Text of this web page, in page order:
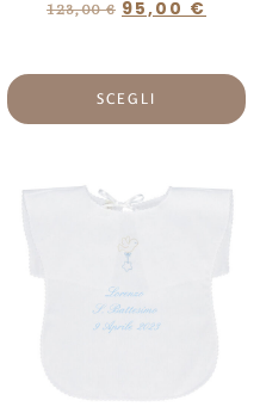
123,00€ 95,00 €
SCEGLI